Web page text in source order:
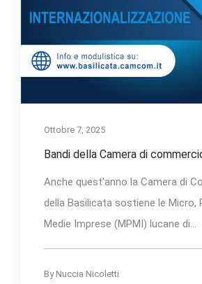
Ottobre 7, 2025
Bandi della Camera di
Anche quest’anno la Camera di
della Basilicata sostiene le Micro,
Medie Imprese (MPMI) lucane di...
By Nuccia Nicoletti